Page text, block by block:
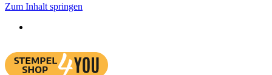
Zum Inhalt springen